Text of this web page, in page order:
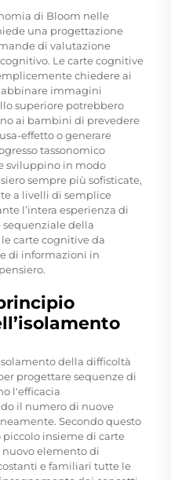
di Bloom nelle
una progettazione
di valutazione
Le carte cognitive
chiedere ai
immagini
superiore potrebbero
ai bambini di prevedere
effetto o generare
tassonomico
sviluppino in modo
sempre più sofisticate,
a livelli di semplice
l’intera esperienza di
della
carte cognitive da
di informazioni in
della difficoltà
progettare sequenze di
l'efficacia
il numero di nuove
Secondo questo
insieme di carte
nuovo elemento di
e familiari tutte le